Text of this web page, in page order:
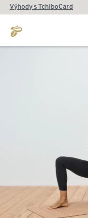
Výhody s TchiboCard